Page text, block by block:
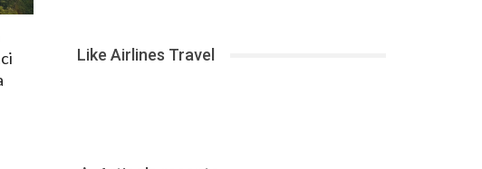
Like Airlines Travel